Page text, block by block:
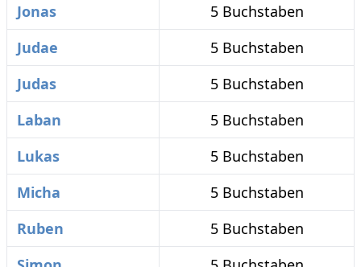
Jonas
5 Buchstaben
Judae
5 Buchstaben
Judas
5 Buchstaben
Laban
5 Buchstaben
Lukas
5 Buchstaben
Micha
5 Buchstaben
Ruben
5 Buchstaben